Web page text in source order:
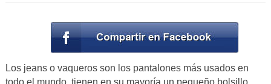
Los jeans o vaqueros son los pantalones más usados en